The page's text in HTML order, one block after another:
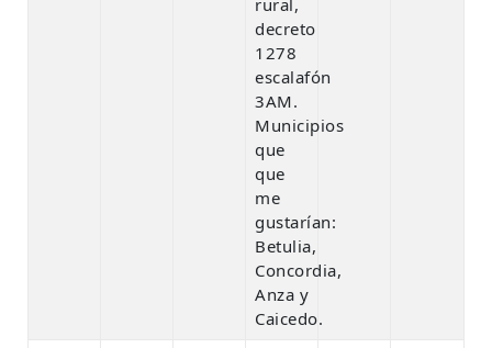
decreto
1278
escalafón
3AM.
Municipios
que
que
me
gustarían:
Betulia,
Concordia,
Anza y
Caicedo.